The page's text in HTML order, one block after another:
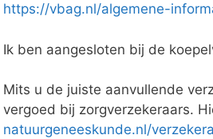
https://vbag.nl/algemene-
Ik ben aangesloten bij de
Mits u de juiste aanvullende
vergoed bij zorgverzekeraars.
natuurgeneeskunde.nl/